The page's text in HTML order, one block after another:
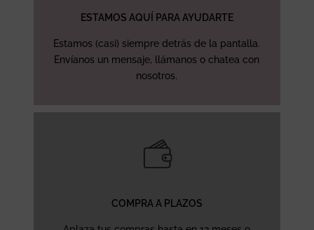
ESTAMOS AQUÍ PARA AYUDARTE
Estamos (casi) siempre detrás de la pantalla.
Envíanos un mensaje, llámanos o chatea con
nosotros.
COMPRA A PLAZOS